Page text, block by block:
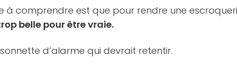
à comprendre est que pour rendre une
belle pour être vraie.
d’alarme qui devrait retentir.